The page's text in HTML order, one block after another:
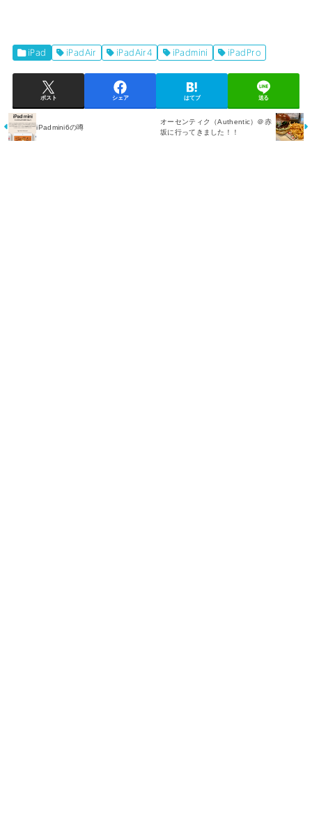
iPad iPadAir iPadAir4 iPadmini iPadPro
ポスト シェア はてブ 送る
iPadmini6の噂
オーセンティク（Authentic）＠赤
坂に行ってきました！！